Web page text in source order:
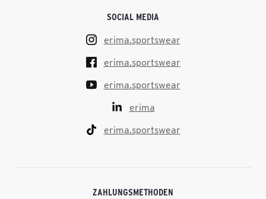
SOCIAL MEDIA
erima.sportswear
erima.sportswear
erima.sportswear
erima
erima.sportswear
ZAHLUNGSMETHODEN